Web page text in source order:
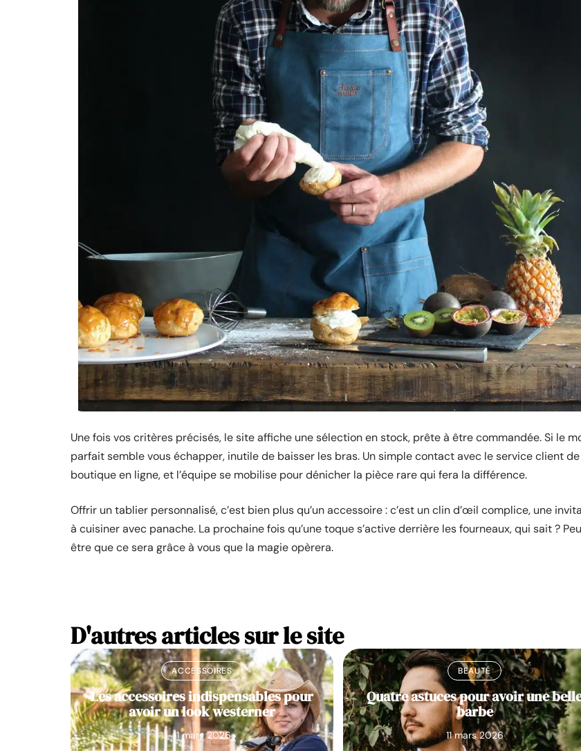
Une fois vos critères précisés, le site affiche une sélection en stock, prête à être commandée. Si le
parfait semble vous échapper, inutile de baisser les bras. Un simple contact avec le service client
boutique en ligne, et l’équipe se mobilise pour dénicher la pièce rare qui fera la différence.
Offrir un tablier personnalisé, c’est bien plus qu’un accessoire : c’est un clin d’œil complice, une
à cuisiner avec panache. La prochaine fois qu’une toque s’active derrière les fourneaux, qui sait ?
être que ce sera grâce à vous que la magie opèrera.
D'autres articles sur le site
ACCESSOIRES
Les accessoires indispensables pour
avoir un look westerner
11 mars 2026
BEAUTÉ
Quatre astuces pour avoir une
barbe
11 mars 2026